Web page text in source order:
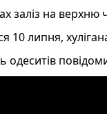
заліз на
10 липня,
одеситів